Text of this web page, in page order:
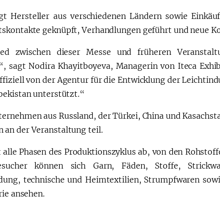
Hersteller aus verschiedenen Ländern sowie
geknüpft, Verhandlungen geführt und neue
zwischen dieser Messe und früheren
sagt Nodira Khayitboyeva, Managerin von Iteca
von der Agentur für die Entwicklung der
unterstützt.“
aus Russland, der Türkei, China und
an der Veranstaltung teil.
alle Phasen des Produktionszyklus ab, von den
können sich Garn, Fäden, Stoffe,
technische und Heimtextilien, Strumpfwaren
ansehen.